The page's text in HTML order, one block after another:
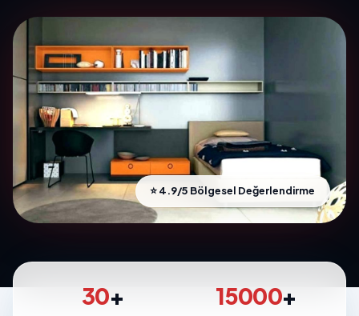
⭐ 4.9/5 Bölgesel Değerlendirme
30+ 15000+